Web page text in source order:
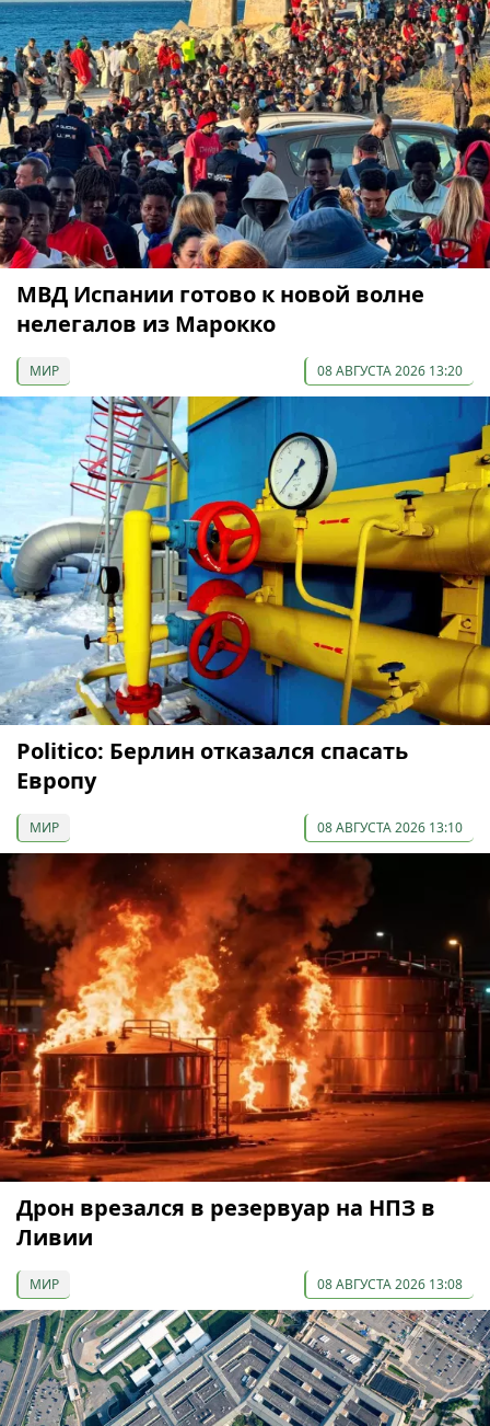
МВД Испании готово к новой волне
нелегалов из Марокко
МИР 08 АВГУСТА 2026 13:20
Politico: Берлин отказался спасать
Европу
МИР 08 АВГУСТА 2026 13:10
Дрон врезался в резервуар на НПЗ в
Ливии
МИР 08 АВГУСТА 2026 13:08